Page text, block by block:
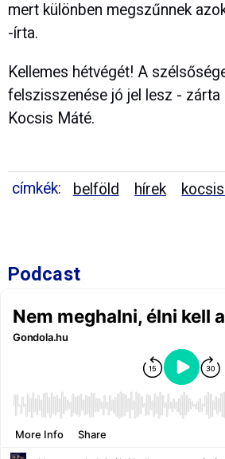
mert különben megszűnnek
-írta.
Kellemes hétvégét! A
felszisszenése jó jel lesz - zárta
Kocsis Máté.
címkék: belföld hírek
Podcast